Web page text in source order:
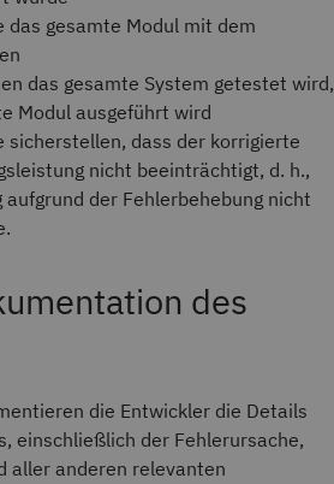
das gesamte Modul mit dem
das gesamte System getestet wird,
Modul ausgeführt wird
sicherstellen, dass der korrigierte
nicht beeinträchtigt, d. h.,
aufgrund der Fehlerbehebung nicht
des
die Entwickler die Details
einschließlich der Fehlerursache,
aller anderen relevanten